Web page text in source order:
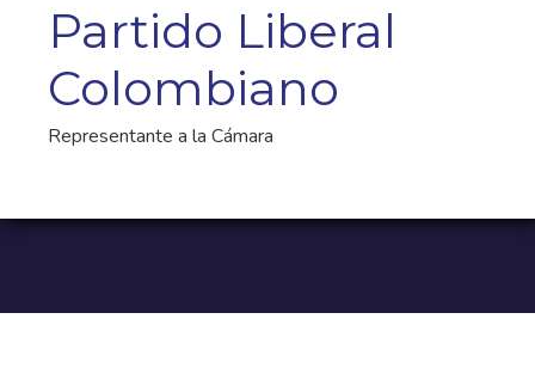
Partido Liberal
Colombiano
Representante a la Cámara